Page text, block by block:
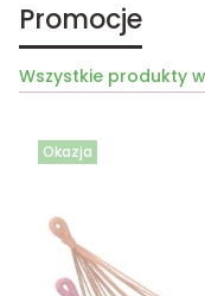
Promocje
Wszystkie produkty
Okazja